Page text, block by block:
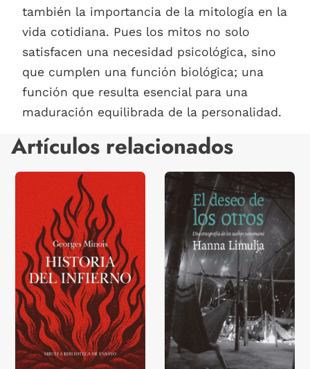
también la importancia de la mitología en la
vida cotidiana. Pues los mitos no solo
satisfacen una necesidad psicológica, sino
que cumplen una función biológica; una
función que resulta esencial para una
maduración equilibrada de la personalidad.
Artículos relacionados